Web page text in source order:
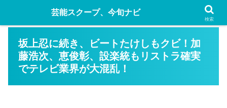
坂上忍に続き、ビートたけしもクビ！加
藤浩次、恵俊彰、設楽統もリストラ確実
でテレビ業界が大混乱！
芸能スクープ、今旬ナビ
検索